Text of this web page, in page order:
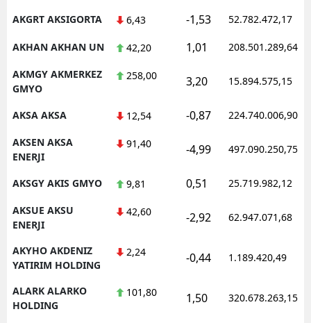
AKGRT AKSIGORTA 6,43 -1,53 52.782.472,17
AKHAN AKHAN UN 42,20 1,01 208.501.289,64
AKMGY AKMERKEZ
GMYO
258,00 3,20 15.894.575,15
AKSA AKSA 12,54 -0,87 224.740.006,90
AKSEN AKSA
ENERJI
91,40 -4,99 497.090.250,75
AKSGY AKIS GMYO 9,81 0,51 25.719.982,12
AKSUE AKSU
ENERJI
42,60 -2,92 62.947.071,68
AKYHO AKDENIZ
YATIRIM HOLDING
2,24 -0,44 1.189.420,49
ALARK ALARKO
HOLDING
101,80 1,50 320.678.263,15